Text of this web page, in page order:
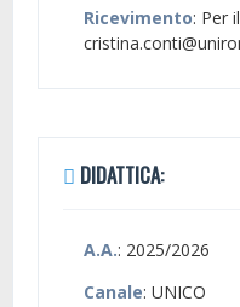
Ricevimento: Per
DIDATTICA:
A.A.: 2025/2026
Canale: UNICO